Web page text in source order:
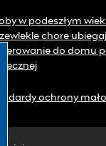
w podeszłym
chore
do domu
ochrony